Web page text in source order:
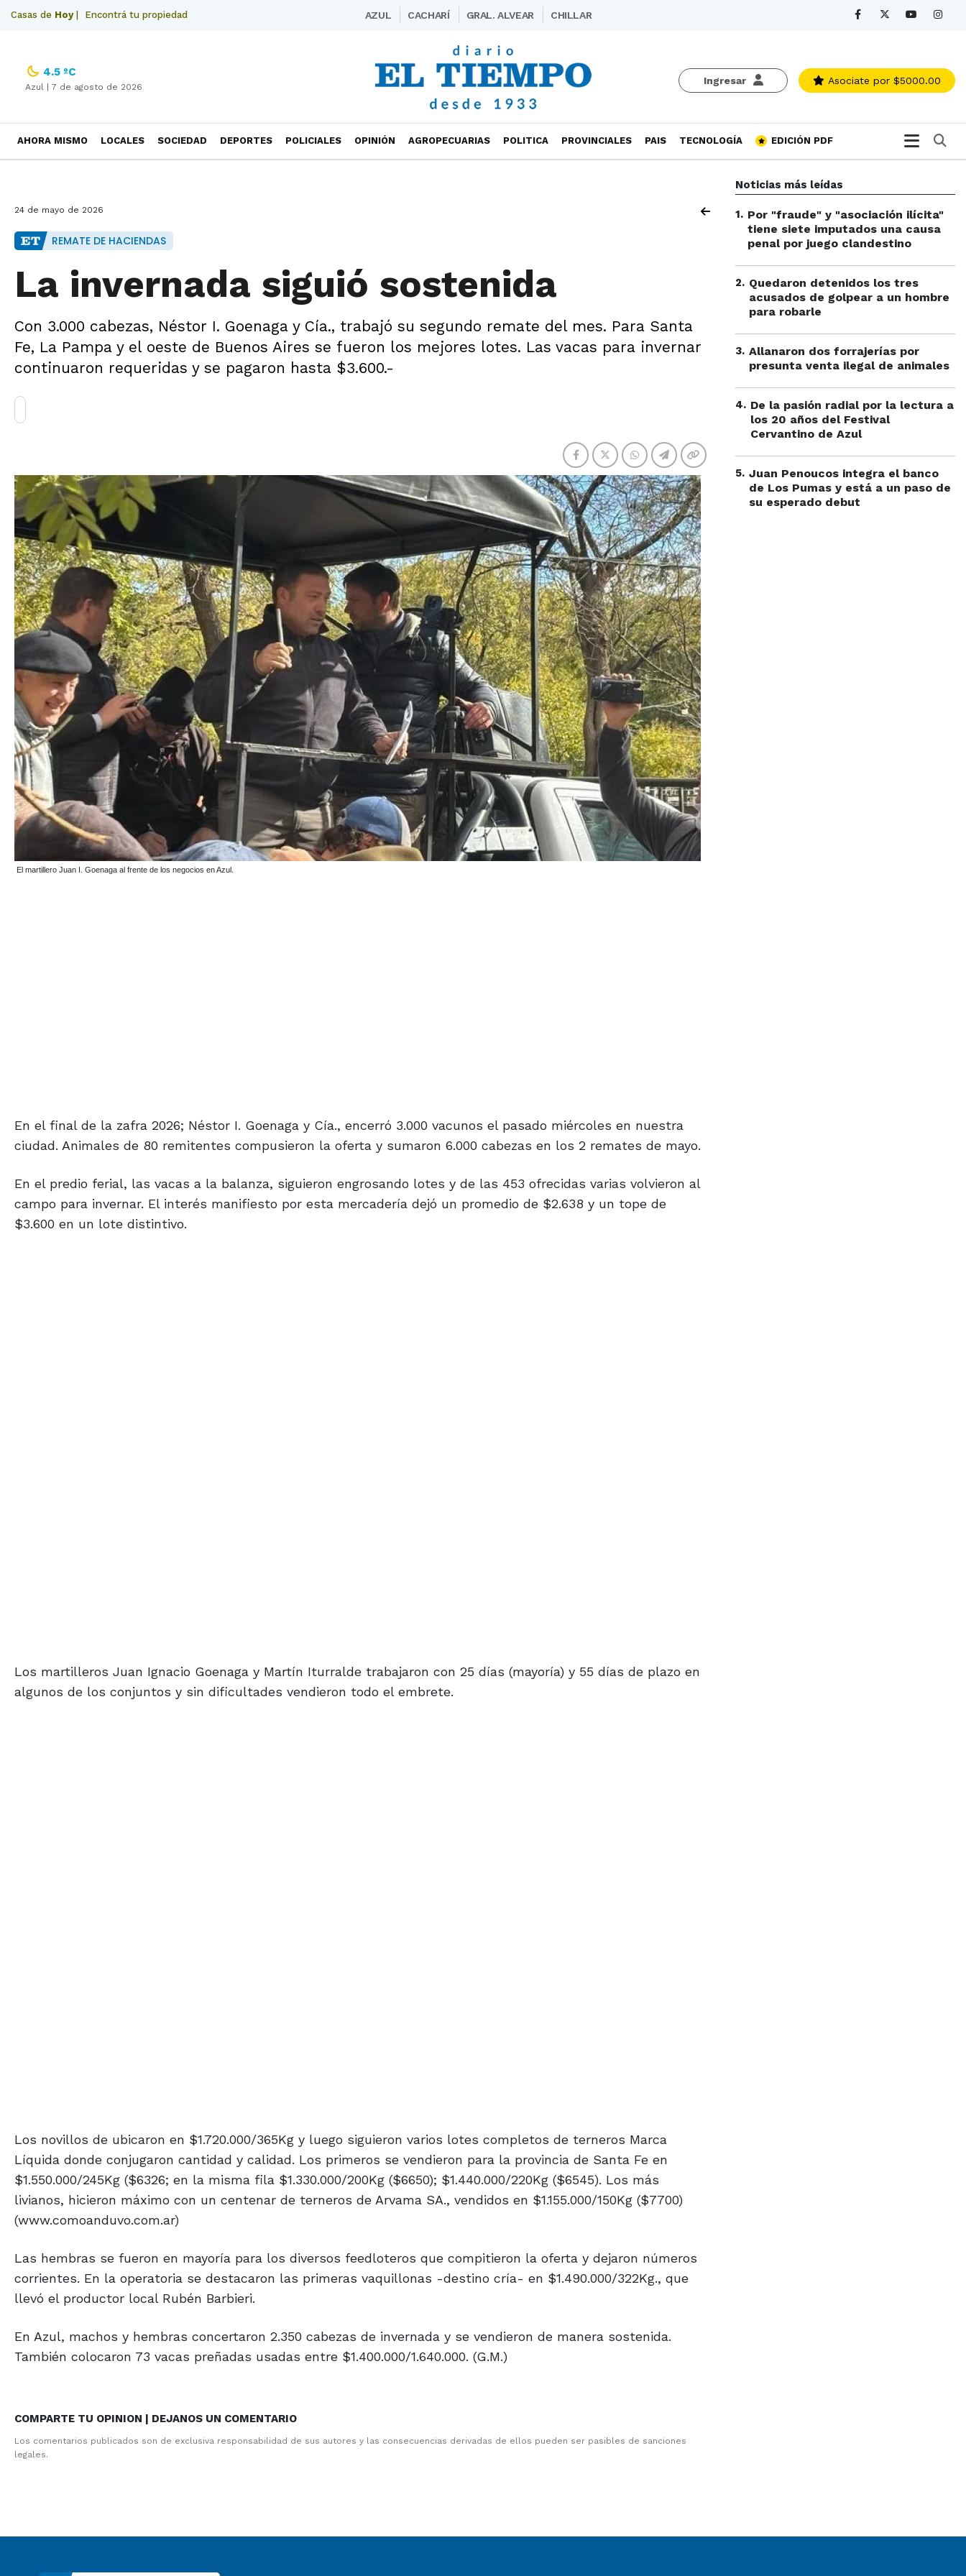
Casas de Hoy| Encontrá tu propiedad AZUL CACHARÍ GRAL. ALVEAR CHILLAR
Ingresar Asociate por $5000.00
4.5 ºC
Azul | 7 de agosto de 2026
AHORA MISMO LOCALES SOCIEDAD DEPORTES POLICIALES OPINIÓN AGROPECUARIAS POLITICA PROVINCIALES PAIS TECNOLOGÍA EDICIÓN PDF
24 de mayo de 2026
REMATE DE HACIENDAS
La invernada siguió sostenida
Con 3.000 cabezas, Néstor I. Goenaga y Cía., trabajó su segundo remate del mes. Para Santa
Fe, La Pampa y el oeste de Buenos Aires se fueron los mejores lotes. Las vacas para invernar
continuaron requeridas y se pagaron hasta $3.600.-
El martillero Juan I. Goenaga al frente de los negocios en Azul.
En el final de la zafra 2026; Néstor I. Goenaga y Cía., encerró 3.000 vacunos el pasado miércoles en nuestra
ciudad. Animales de 80 remitentes compusieron la oferta y sumaron 6.000 cabezas en los 2 remates de mayo.
En el predio ferial, las vacas a la balanza, siguieron engrosando lotes y de las 453 ofrecidas varias volvieron al
campo para invernar. El interés manifiesto por esta mercadería dejó un promedio de $2.638 y un tope de
$3.600 en un lote distintivo.
Los martilleros Juan Ignacio Goenaga y Martín Iturralde trabajaron con 25 días (mayoría) y 55 días de plazo en
algunos de los conjuntos y sin dificultades vendieron todo el embrete.
Los novillos de ubicaron en $1.720.000/365Kg y luego siguieron varios lotes completos de terneros Marca
Líquida donde conjugaron cantidad y calidad. Los primeros se vendieron para la provincia de Santa Fe en
$1.550.000/245Kg ($6326; en la misma fila $1.330.000/200Kg ($6650); $1.440.000/220Kg ($6545). Los más
livianos, hicieron máximo con un centenar de terneros de Arvama SA., vendidos en $1.155.000/150Kg ($7700)
(www.comoanduvo.com.ar)
Las hembras se fueron en mayoría para los diversos feedloteros que compitieron la oferta y dejaron números
corrientes. En la operatoria se destacaron las primeras vaquillonas -destino cría- en $1.490.000/322Kg., que
llevó el productor local Rubén Barbieri.
En Azul, machos y hembras concertaron 2.350 cabezas de invernada y se vendieron de manera sostenida.
También colocaron 73 vacas preñadas usadas entre $1.400.000/1.640.000. (G.M.)
COMPARTE TU OPINION | DEJANOS UN COMENTARIO
Los comentarios publicados son de exclusiva responsabilidad de sus autores y las consecuencias derivadas de ellos pueden ser pasibles de sanciones
legales.
Noticias más leídas
1. Por "fraude" y "asociación ilícita"
tiene siete imputados una causa
penal por juego clandestino
2. Quedaron detenidos los tres
acusados de golpear a un hombre
para robarle
3. Allanaron dos forrajerías por
presunta venta ilegal de animales
4. De la pasión radial por la lectura a
los 20 años del Festival
Cervantino de Azul
5. Juan Penoucos integra el banco
de Los Pumas y está a un paso de
su esperado debut